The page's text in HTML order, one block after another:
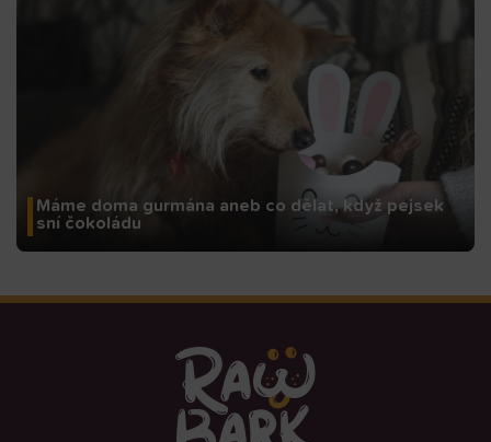
Máme doma gurmána aneb co dělat, když pejsek
sní čokoládu